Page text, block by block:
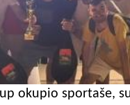
okupio sportaše,